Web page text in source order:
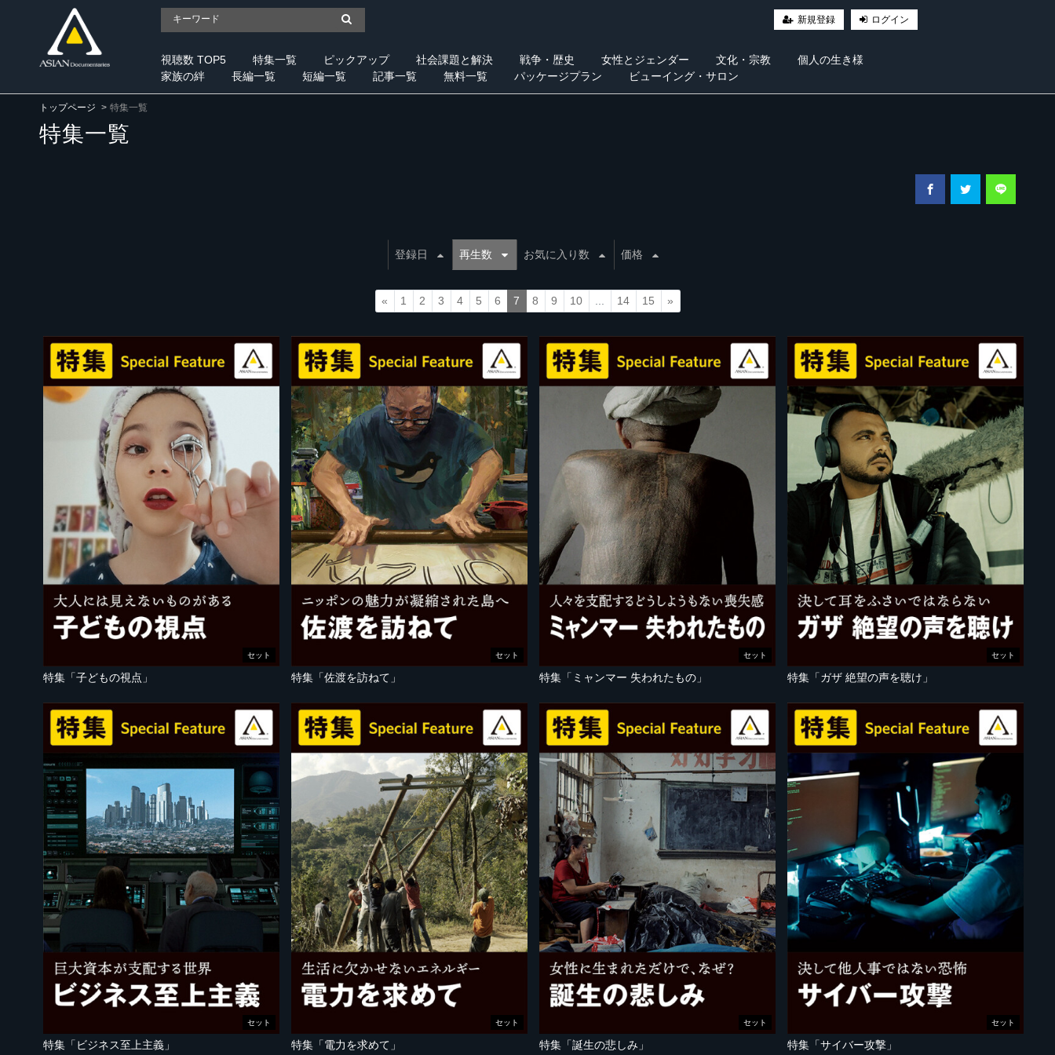
新規登録 ログイン
視聴数 TOP5 特集一覧 ピックアップ 社会課題と解決 戦争・歴史 女性とジェンダー 文化・宗教
個人の生き様
家族の絆
長編一覧 短編一覧 記事一覧 無料一覧 パッケージプラン ビューイング・サロン
トップページ 特集一覧
特集一覧
登録日 再生数 お気に入り数 価格
« 1 2 3 4 5 6 7 8 9 10 14 15 »
セット
特集「子どもの視点」
セット
特集「佐渡を訪ねて」
セット
特集「ミャンマー 失われたもの」
セット
特集「ガザ 絶望の声を聴け」
セット
特集「ビジネス至上主義」
セット
特集「電力を求めて」
セット
特集「誕生の悲しみ」
セット
特集「サイバー攻撃」